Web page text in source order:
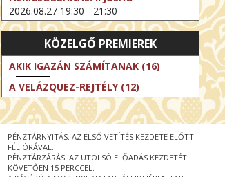
2026.08.27 19:30 - 21:30
EXHIBITION ON SCREEN: VINCENT
VAN GOGH - ÚJ LÁTÁSMÓD
2026.08.30 11:00 - 12:30
NT LIVE / DAVID IRELAND: THE FIFTH
STEP
2026.09.01 19:00 - 21:00
BERLIN ELESTE
2026.09.13 16:00 - 19:00
NT LIVE / OSCAR WILDE: THE
IMPORTANCE OF BEING EARNEST
KÖZELGŐ PREMIEREK
AKIK IGAZÁN SZÁMÍTANAK (16)
A VELÁZQUEZ-REJTÉLY (12)
PÉNZTÁRNYITÁS: AZ ELSŐ VETÍTÉS KEZDETE ELŐTT
FÉL ÓRÁVAL.
PÉNZTÁRZÁRÁS: AZ UTOLSÓ ELŐADÁS KEZDETÉT
KÖVETŐEN 15 PERCCEL.